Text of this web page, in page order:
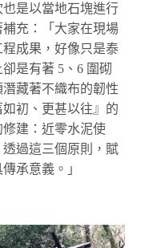
是以當地石塊進行
充：「大家在現場
成果，好像只是泰
是有著 5、6 圍砌
藏著不織布的韌性
初、更甚以往』的
建：近零水泥使
過這三個原則，賦
承意義。」